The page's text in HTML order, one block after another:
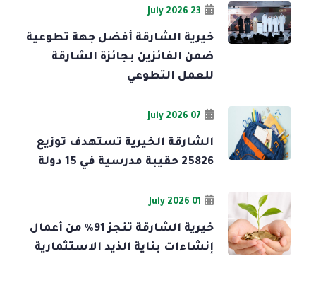
23 July 2026
خيرية الشارقة أفضل جهة تطوعية
ضمن الفائزين بجائزة الشارقة
للعمل التطوعي
07 July 2026
الشارقة الخيرية تستهدف توزيع
25826 حقيبة مدرسية في 15 دولة
01 July 2026
خيرية الشارقة تنجز 91% من أعمال
إنشاءات بناية الذيد الاستثمارية